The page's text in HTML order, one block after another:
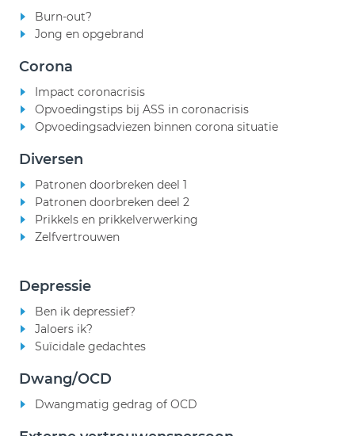
Burn-out?
Jong en opgebrand
Corona
Impact coronacrisis
Opvoedingstips bij ASS in coronacrisis
Opvoedingsadviezen binnen corona situatie
Diversen
Patronen doorbreken deel 1
Patronen doorbreken deel 2
Prikkels en prikkelverwerking
Zelfvertrouwen
Depressie
Ben ik depressief?
Jaloers ik?
Suïcidale gedachtes
Dwang/OCD
Dwangmatig gedrag of OCD